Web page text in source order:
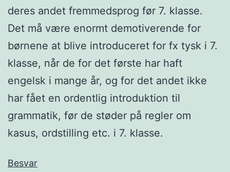
deres andet fremmedsprog før 7. klasse.
Det må være enormt demotiverende for
børnene at blive introduceret for fx tysk i 7.
klasse, når de for det første har haft
engelsk i mange år, og for det andet ikke
har fået en ordentlig introduktion til
grammatik, før de støder på regler om
kasus, ordstilling etc. i 7. klasse.
Besvar